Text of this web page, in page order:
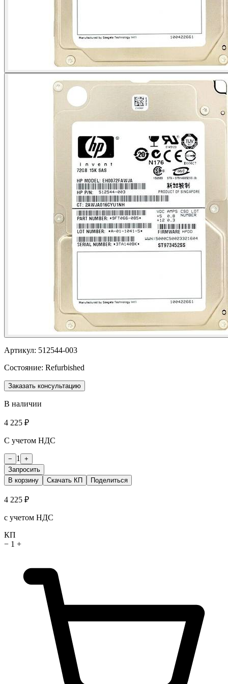
Артикул: 512544-003
Состояние: Refurbished
Заказать консультацию
В наличии
4 225 ₽
С учетом НДС
− 1
+
Запросить
В корзину
Скачать КП Поделиться
4 225 ₽
с учетом НДС
КП
− 1 +